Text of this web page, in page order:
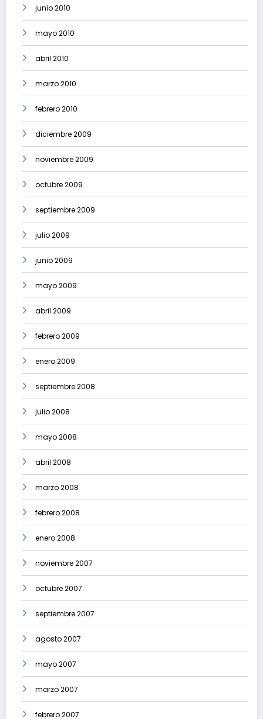
junio 2010
mayo 2010
abril 2010
marzo 2010
febrero 2010
diciembre 2009
noviembre 2009
octubre 2009
septiembre 2009
julio 2009
junio 2009
mayo 2009
abril 2009
febrero 2009
enero 2009
septiembre 2008
julio 2008
mayo 2008
abril 2008
marzo 2008
febrero 2008
enero 2008
noviembre 2007
octubre 2007
septiembre 2007
agosto 2007
mayo 2007
marzo 2007
febrero 2007